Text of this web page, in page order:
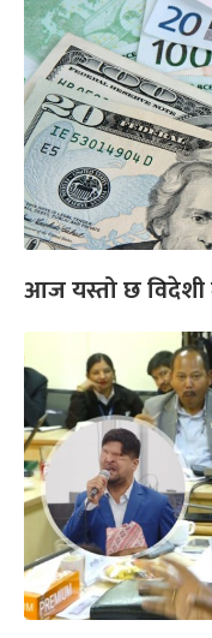
आज यस्तो छ विदेशी